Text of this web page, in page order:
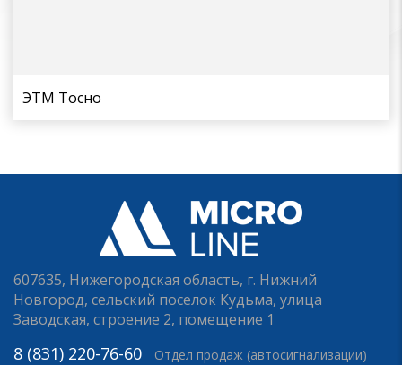
ЭТМ Тосно
607635, Нижегородская область, г. Нижний
Новгород, сельский поселок Кудьма, улица
Заводская, строение 2, помещение 1
8 (831) 220-76-60 Отдел продаж (автосигнализации)